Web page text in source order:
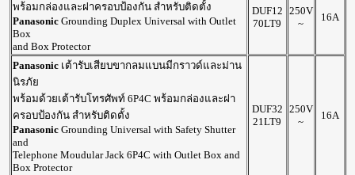
พร้อมกล่องและฝาครอบป้องกัน สำหรับติดตั้ง
PanasonicGrounding Duplex Universal with Outlet
Box
and Box Protector
DUF12
70LT9
250V
~
16A
Panasonicเต้ารับเสียบขากลมแบนมีกราวด์และม่าน
นิรภัย
พร้อมด้วยเต้ารับโทรศัพท์ 6P4C พร้อมกล่องและฝา
ครอบป้องกัน สำหรับติดตั้ง
PanasonicGrounding Universal with Safety Shutter
and
Telephone Moudular Jack 6P4C with Outlet Box and
Box Protector
DUF32
21LT9
250V
~
16A